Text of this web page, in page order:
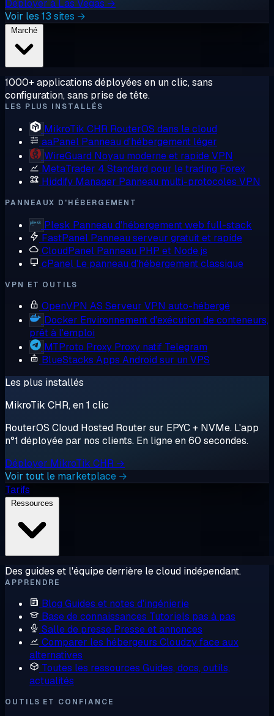
Déployer à Las Vegas →
Voir les 13 sites →
1000+ applications déployées en un clic, sans
configuration, sans prise de tête.
LES PLUS INSTALLÉS
MikroTik CHR RouterOS dans le cloud
aaPanel Panneau d'hébergement léger
WireGuard Noyau moderne et rapide VPN
MetaTrader 4 Standard pour le trading Forex
Hiddify Manager Panneau multi-protocoles VPN
PANNEAUX D'HÉBERGEMENT
Plesk Panneau d'hébergement web full-stack
FastPanel Panneau serveur gratuit et rapide
CloudPanel Panneau PHP et Node.js
cPanel Le panneau d'hébergement classique
VPN ET OUTILS
OpenVPN AS Serveur VPN auto-hébergé
Docker Environnement d'exécution de conteneurs,
prêt à l'emploi
MTProto Proxy Proxy natif Telegram
BlueStacks Apps Android sur un VPS
Les plus installés
MikroTik CHR, en 1 clic
RouterOS Cloud Hosted Router sur EPYC + NVMe. L'app
n°1 déployée par nos clients. En ligne en 60 secondes.
Déployer MikroTik CHR →
Voir tout le marketplace →
Tarifs
Des guides et l'équipe derrière le cloud indépendant.
APPRENDRE
Blog Guides et notes d'ingénierie
Base de connaissances Tutoriels pas à pas
Salle de presse Presse et annonces
Comparer les hébergeurs Cloudzy face aux
alternatives
Toutes les ressources Guides, docs, outils,
actualités
OUTILS ET CONFIANCE